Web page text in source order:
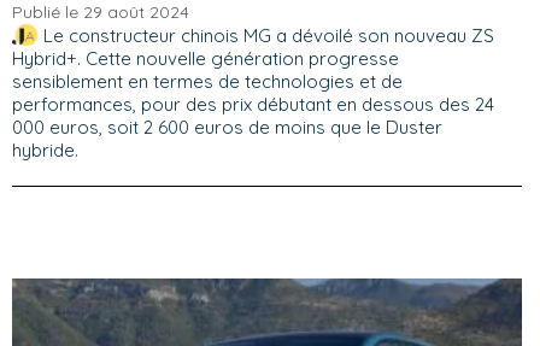
Publié le 29 août 2024
Le constructeur chinois MG a dévoilé son nouveau ZS
Hybrid+. Cette nouvelle génération progresse
sensiblement en termes de technologies et de
performances, pour des prix débutant en dessous des 24
000 euros, soit 2 600 euros de moins que le Duster
hybride.